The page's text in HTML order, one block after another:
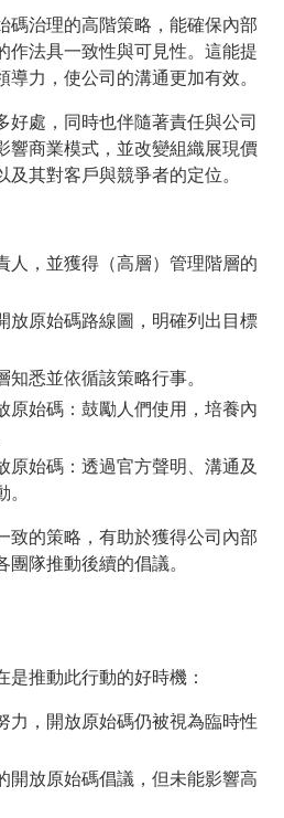
碼治理的高階策略，能確保內部
作法具一致性與可見性。這能提
力，使公司的溝通更加有效。
好處，同時也伴隨著責任與公司
響商業模式，並改變組織展現價
其對客戶與競爭者的定位。
人，並獲得（高層）管理階層的
放原始碼路線圖，明確列出目標
悉並依循該策略行事。
原始碼：鼓勵人們使用，培養內
原始碼：透過官方聲明、溝通及
致的策略，有助於獲得公司內部
隊推動後續的倡議。
推動此行動的好時機：
力，開放原始碼仍被視為臨時性
開放原始碼倡議，但未能影響高